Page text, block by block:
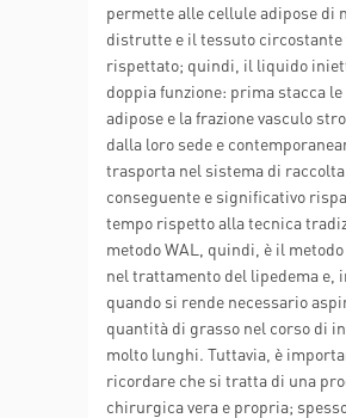
permette alle cellule adipose di
distrutte e il tessuto circostante
rispettato; quindi, il liquido
doppia funzione: prima stacca
adipose e la frazione vasculo
dalla loro sede e
trasporta nel sistema di raccolta
conseguente e significativo
tempo rispetto alla tecnica
metodo WAL, quindi, è il
nel trattamento del lipedema e,
quando si rende necessario
quantità di grasso nel corso di
molto lunghi. Tuttavia, è
ricordare che si tratta di una
chirurgica vera e propria;